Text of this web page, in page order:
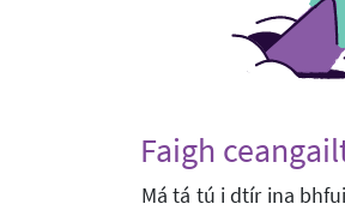
Faigh
Má tá tú i dtír ina